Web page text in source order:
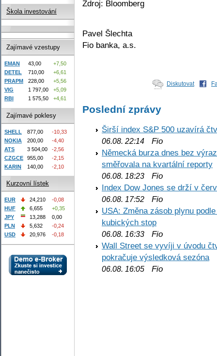
Zdroj: Bloomberg
Pavel Šlechta
Fio banka, a.s.
Diskutovat
Poslední zprávy
Širší index S&P 500 uzavírá
06.08. 22:14 Fio
Německá burza dnes bez
směřovala na kvartální reporty
06.08. 18:23 Fio
Index Dow Jones se drží v
06.08. 17:52 Fio
USA: Změna zásob plynu
kubických stop
06.08. 16:33 Fio
Wall Street se vyvíji v úvodu
pokračuje výsledková sezóna
06.08. 16:05 Fio
Škola investování
Zajímavé vzestupy
EMAN 43,00
+7,50
DETEL
710,00
+6,61
PRAPM
228,00
+5,56
VIG
1 797,00
+5,09
RBI
1 575,50 +4,61
Zajímavé poklesy
SHELL 877,00
-10,33
NOKIA
200,00
-4,40
ATS
3 504,00
-2,56
CZGCE
955,00
-2,15
KARIN
140,00 -2,10
Kurzovní lístek
EUR 24,210
-0,08
HUF
6,655
+0,35
JPY
13,288
0,00
PLN
5,632
-0,24
USD
20,976 -0,18